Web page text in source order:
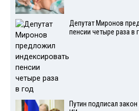
Депутат Миронов
пенсии четыре раза в
Путин подписал